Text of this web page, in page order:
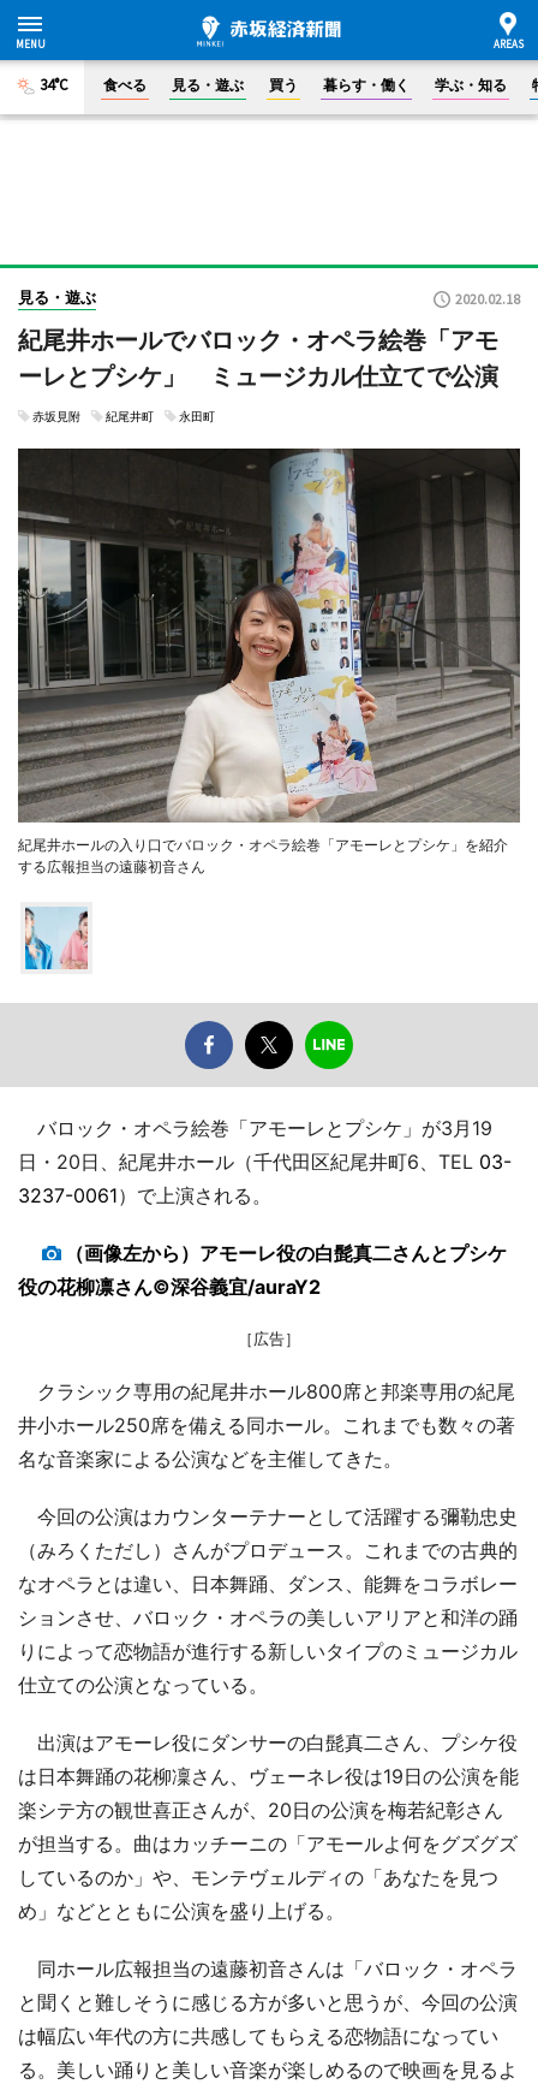
34°C 食べる 見る・遊ぶ 買う 暮らす・働く 学ぶ・知る
見る・遊ぶ 2020.02.18
紀尾井ホールでバロック・オペラ絵巻「アモ
ーレとプシケ」 ミュージカル仕立てで公演
赤坂見附 紀尾井町 永田町
紀尾井ホールの入り口でバロック・オペラ絵巻「アモーレとプシケ」を紹介
する広報担当の遠藤初音さん
バロック・オペラ絵巻「アモーレとプシケ」が3月19
日・20日、紀尾井ホール（千代田区紀尾井町6、TEL 03-
3237-0061）で上演される。
（画像左から）アモーレ役の白髭真二さんとプシケ
役の花柳凛さん©深谷義宜/auraY2
［広告］
クラシック専用の紀尾井ホール800席と邦楽専用の紀尾
井小ホール250席を備える同ホール。これまでも数々の著
名な音楽家による公演などを主催してきた。
今回の公演はカウンターテナーとして活躍する彌勒忠史
（みろくただし）さんがプロデュース。これまでの古典的
なオペラとは違い、日本舞踊、ダンス、能舞をコラボレー
ションさせ、バロック・オペラの美しいアリアと和洋の踊
りによって恋物語が進行する新しいタイプのミュージカル
仕立ての公演となっている。
出演はアモーレ役にダンサーの白髭真二さん、プシケ役
は日本舞踊の花柳凜さん、ヴェーネレ役は19日の公演を能
楽シテ方の観世喜正さんが、20日の公演を梅若紀彰さん
が担当する。曲はカッチーニの「アモールよ何をグズグズ
しているのか」や、モンテヴェルディの「あなたを見つ
め」などとともに公演を盛り上げる。
同ホール広報担当の遠藤初音さんは「バロック・オペラ
と聞くと難しそうに感じる方が多いと思うが、今回の公演
は幅広い年代の方に共感してもらえる恋物語になってい
る。美しい踊りと美しい音楽が楽しめるので映画を見るよ